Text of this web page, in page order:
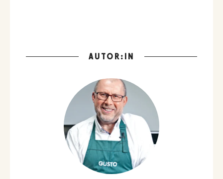
AUTOR:IN